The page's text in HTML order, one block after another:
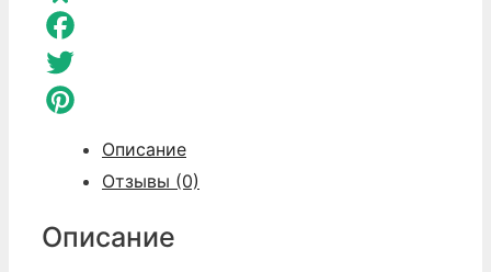
Odnoklassniki
Facebook
Twitter
Описание
Отзывы (0)
Описание